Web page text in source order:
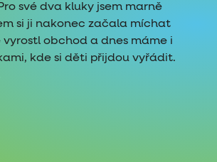
své dva kluky jsem marně
si ji nakonec začala míchat
obchod a dnes máme i
kde si děti přijdou vyřádit.